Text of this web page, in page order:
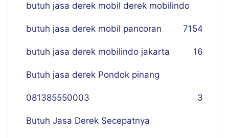
butuh jasa derek mobil derek mobilindo
154
butuh jasa derek mobil pancoran 7
butuh jasa derek mobilindo jakarta 16
Butuh jasa derek Pondok pinang
081385550003 3
Butuh Jasa Derek Secepatnya